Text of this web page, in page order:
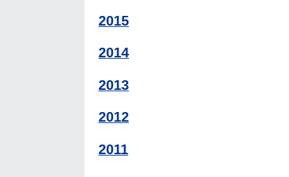
2015
2014
2013
2012
2011